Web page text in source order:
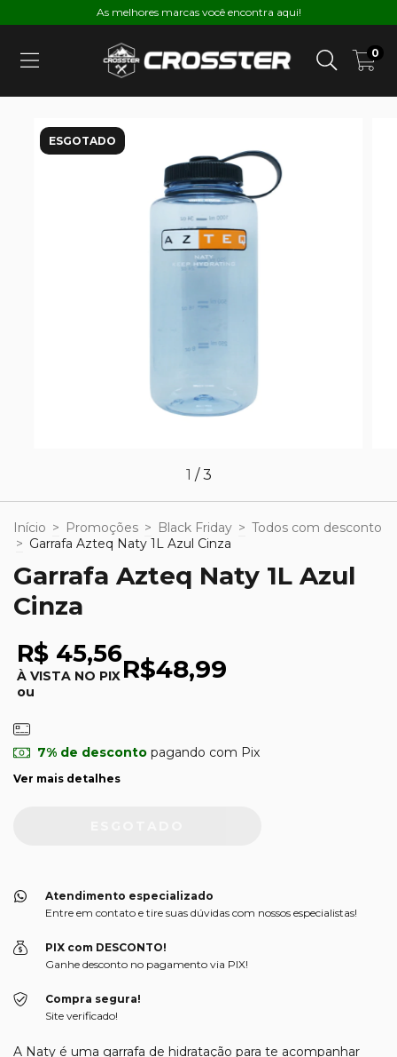
As melhores marcas você encontra aqui!
0
ESGOTADO
1 /3
Início > Promoções > Black Friday > Todos com desconto
> Garrafa Azteq Naty 1L Azul Cinza
Garrafa Azteq Naty 1L Azul
Cinza
R$ 45,56
À VISTA NO PIX
ou
R$48,99
7% de descontopagando com Pix
Ver mais detalhes
Atendimento especializado
Entre em contato e tire suas dúvidas com nossos especialistas!
PIX com DESCONTO!
Ganhe desconto no pagamento via PIX!
Compra segura!
Site verificado!
A Naty é uma garrafa de hidratação para te acompanhar